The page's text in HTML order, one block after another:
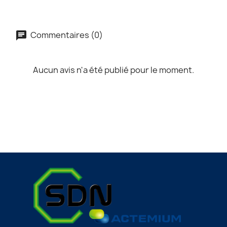
Commentaires (0)
Aucun avis n'a été publié pour le moment.